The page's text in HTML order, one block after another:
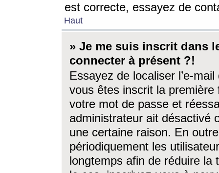
est correcte, essayez de
Haut
» Je me suis inscrit dans
connecter à présent ?!
Essayez de localiser l’e-
vous êtes inscrit la première
votre mot de passe et
administrateur ait désactivé
une certaine raison. En
périodiquement les
longtemps afin de réduire la